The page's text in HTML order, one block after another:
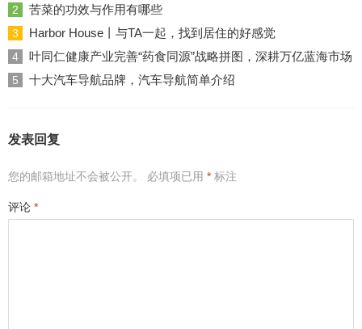
2 苦菜的功效与作用有哪些
3 Harbor House丨与TA一起，找到居住的好感觉
4 叶同仁健康产业完善“药食同源”战略拼图，深耕万亿蓝海市场
5 十大汽车导航品牌，汽车导航简单介绍
发表回复
您的邮箱地址不会被公开。 必填项已用 * 标注
评论 *